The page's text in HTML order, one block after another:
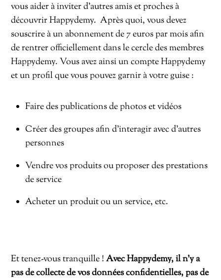
vous aider à inviter d’autres amis et proches à
découvrir Happydemy. Après quoi, vous devez
souscrire à un abonnement de 7 euros par mois afin
de rentrer officiellement dans le cercle des membres
Happydemy. Vous avez ainsi un compte Happydemy
et un profil que vous pouvez garnir à votre guise :
Faire des publications de photos et vidéos
Créer des groupes afin d’interagir avec d’autres
personnes
Vendre vos produits ou proposer des prestations
de service
Acheter un produit ou un service, etc.
Et tenez-vous tranquille !Avec Happydemy, il n’y a
pas de collecte de vos données confidentielles, pas de